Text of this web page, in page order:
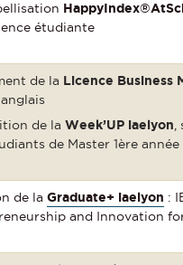
étudiante
de la Licence Business
de laWeek’UP iaelyon,
de Master 1ère année
de laGraduate+ iaelyon :
and Innovation